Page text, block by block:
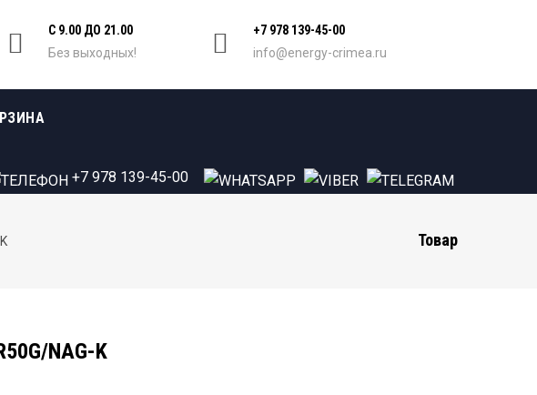
С 9.00 ДО 21.00
Без выходных!
+7 978 139-45-00
info@energy-crimea.ru
+7 978 139-45-00
Товар
NAG-K